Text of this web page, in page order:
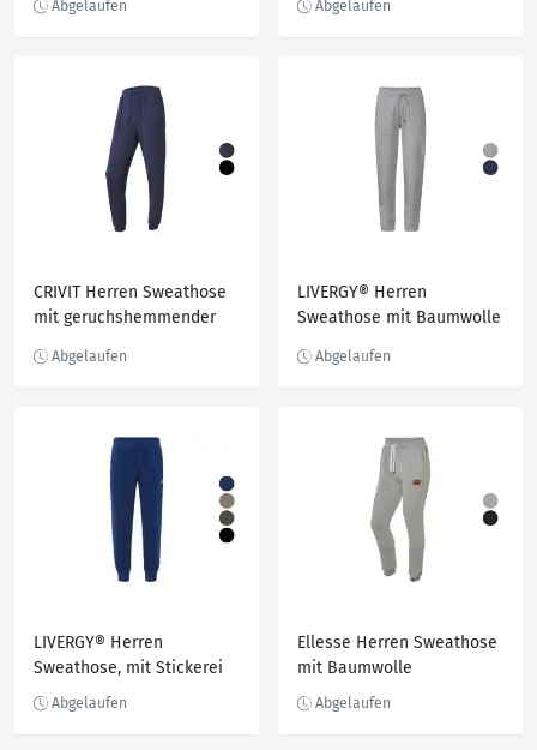
CRIVIT Herren Sweathose
mit geruchshemmender
LIVERGY® Herren
Sweathose mit Baumwolle
LIVERGY® Herren
Sweathose, mit Stickerei
Ellesse Herren Sweathose
mit Baumwolle